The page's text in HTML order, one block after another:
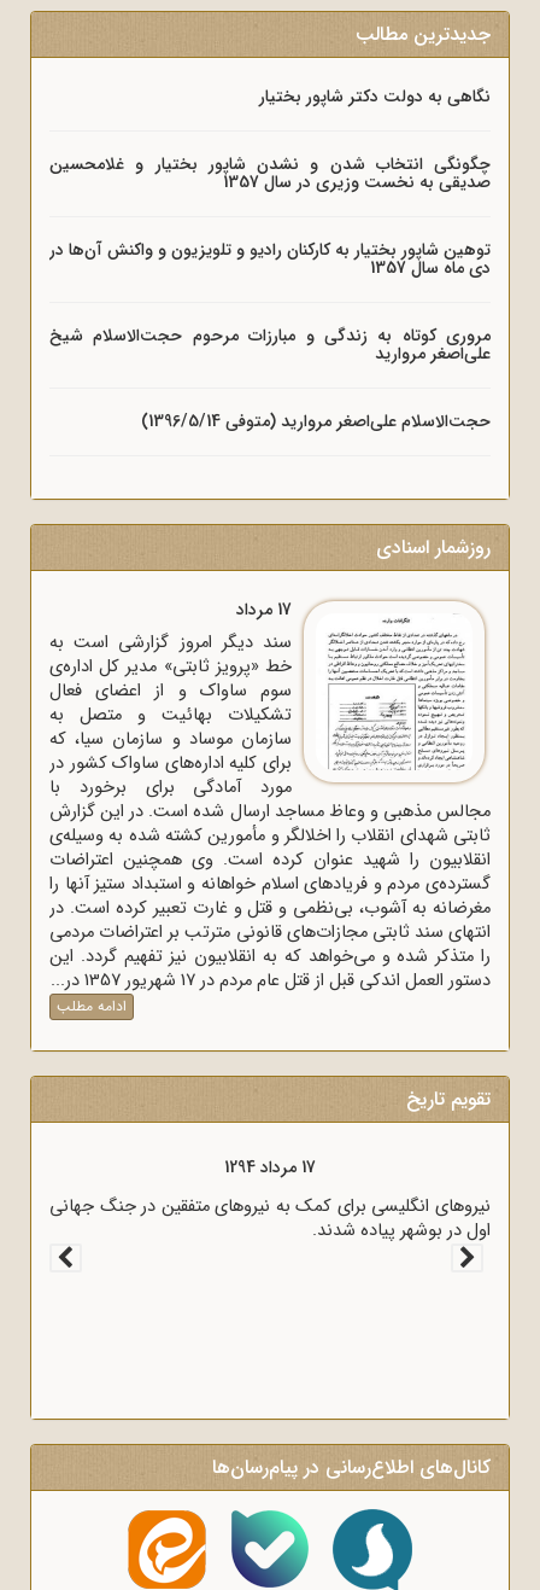
جدیدترین مطالب
نگاهی به دولت دکتر شاپور بختیار
چگونگی انتخاب شدن و نشدن شاپور بختیار و غلامحسین
صدیقی به نخست وزیری در سال 1357
توهین شاپور بختیار به کارکنان رادیو و تلویزیون و واکنش آن‌ها در
دی ماه سال 1357
مروری کوتاه به زندگی و مبارزات مرحوم حجت‌الاسلام شیخ
علی‌اصغر مروارید
حجت‌الاسلام علی‌اصغر مروارید (متوفی 1396/5/14)
روزشمار اسنادی
17 مرداد
سند دیگر امروز گزارشی است به
خط «پرویز ثابتی» مدیر کل اداره‌ی
سوم ساواک و از اعضای فعال
تشکیلات بهائیت و متصل به
سازمان موساد و سازمان سیا، که
برای کلیه اداره‌های ساواک‌ کشور در
مورد آمادگی برای برخورد با
مجالس مذهبی و وعاظ مساجد ارسال شده است. در این گزارش
ثابتی شهدای انقلاب را اخلالگر و مأمورین کشته شده به وسیله‌ی
انقلابیون را شهید عنوان کرده است. وی همچنین اعتراضات
گسترده‌ی مردم و فریادهای اسلام خواهانه و استبداد ستیز آنها را
مغرضانه به آشوب، بی‌نظمی و قتل و غارت تعبیر کرده است. در
انتهای سند ثابتی مجازات‌های قانونی مترتب بر اعتراضات مردمی
را متذکر شده و می‌خواهد که به انقلابیون نیز تفهیم گردد. این
دستور العمل اندکی قبل از قتل عام مردم در 17 شهریور 1357 در...
ادامه مطلب
تقویم تاریخ
نیروهایقرارداد 1919 که عملاً ایران را مستعمره انگلستان می‌کرد، به وسیله
با انگلیسی‌ها امضا شد.
کانال‌های اطلاع‌رسانی در پیام‌رسان‌ها